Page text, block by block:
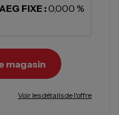
FIXE :0,000 %
magasin
Voir les détails de l'offre